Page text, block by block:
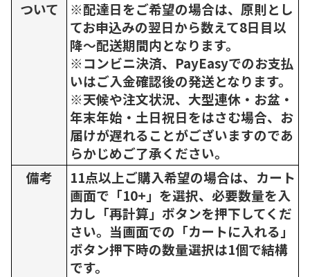
ついて
※配達日をご希望の場合は、原則とし
てお申込みの翌日から数えて8日目以
降～配送期間内となります。
※コンビニ決済、PayEasyでのお支払
いはご入金確認後の発送となります。
※天候や注文状況、大型連休・お盆・
年末年始・土日祝日をはさむ場合、お
届けが遅れることがございますのであ
らかじめご了承ください。
備考
11点以上ご購入希望の場合は、カート
画面で「10+」を選択、必要数量を入
力し「再計算」ボタンを押下してくだ
さい。当画面での「カートに入れる」
ボタン押下時の数量選択は1個で結構
です。